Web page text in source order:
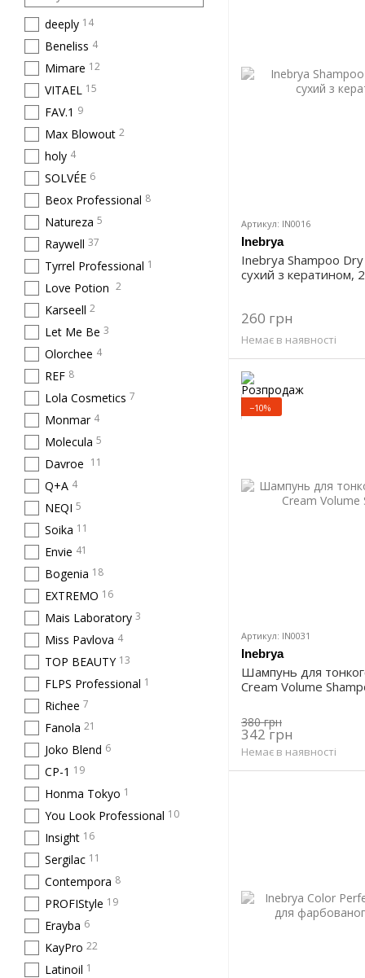
Артикул: IN0016
Inebrya
Inebrya Shampoo
сухий з кератином,
260 грн
Немає в наявності
−10%
Артикул: IN0031
Inebrya
Шампунь для
Cream Volume
380 грн
342 грн
Немає в наявності
deeply 14
Beneliss 4
Mimare 12
VITAEL 15
FAV.1 9
Max Blowout 2
holy 4
SOLVÉE 6
Beox Professional 8
Natureza 5
Raywell 37
Tyrrel Professional 1
Love Potion 2
Karseell 2
Let Me Be 3
Olorchee 4
REF 8
Lola Cosmetics 7
Monmar 4
Molecula 5
Davroe 11
Q+A 4
NEQI 5
Soika 11
Envie 41
Bogenia 18
EXTREMO 16
Mais Laboratory 3
Miss Pavlova 4
TOP BEAUTY 13
FLPS Professional 1
Richee 7
Fanola 21
Joko Blend 6
CP-1 19
Honma Tokyo 1
You Look Professional 10
Insight 16
Sergilac 11
Contempora 8
PROFIStyle 19
Erayba 6
KayPro 22
Latinoil 1